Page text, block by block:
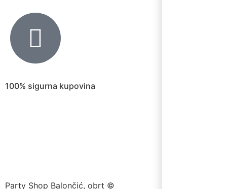
100% sigurna kupovina
Party Shop Balončić, obrt ©